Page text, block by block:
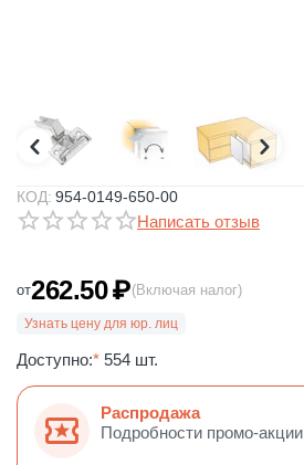
КОД: 954-0149-650-00
Написать отзыв
от262.50₽(Включая налог)
Узнать цену для юр. лиц
Доступно:* 554 шт.
Распродажа
Подробности промо-акции